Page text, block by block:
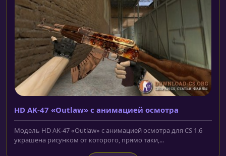
HD AK-47 «Outlaw» с анимацией осмотра
Модель HD AK-47 «Outlaw» с анимацией осмотра для CS 1.6
украшена рисунком от которого, прямо таки,...